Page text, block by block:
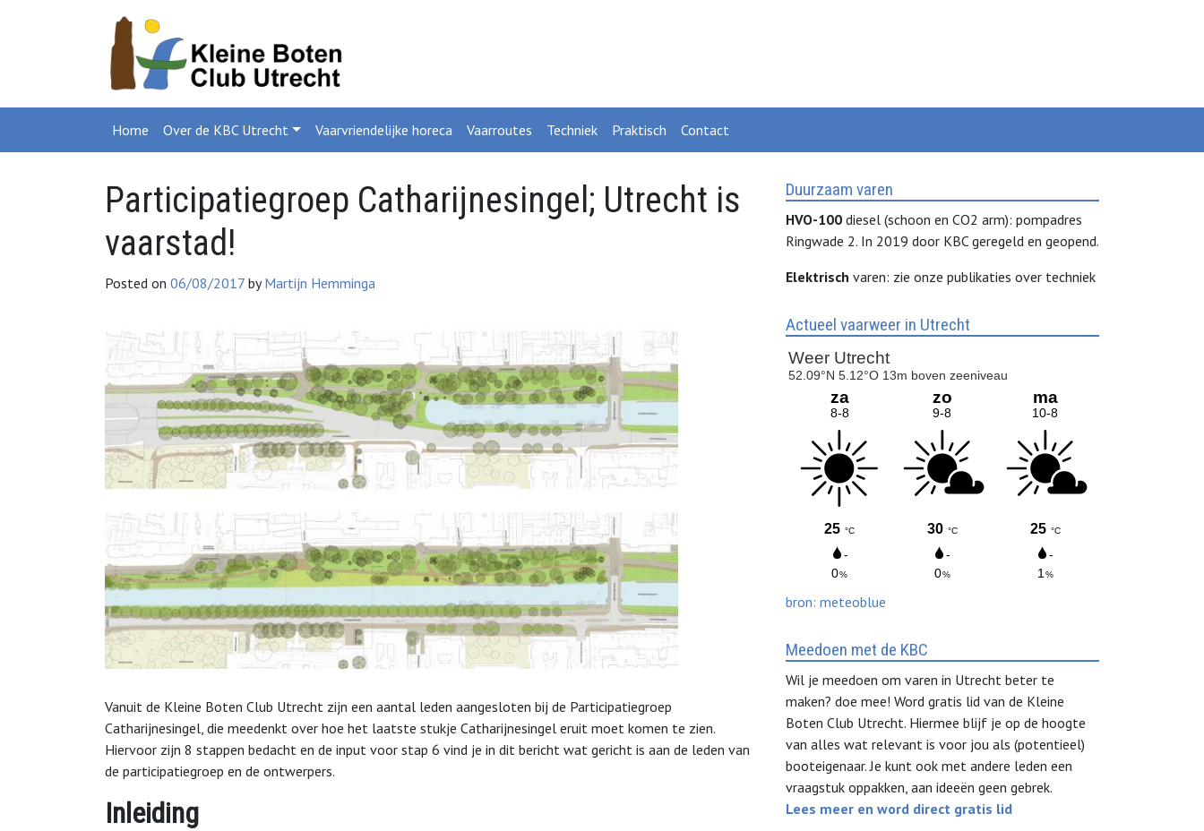
Home Over de KBC Utrecht Vaarvriendelijke horeca Vaarroutes Techniek Praktisch Contact
Participatiegroep Catharijnesingel; Utrecht is
vaarstad!
Posted on 06/08/2017 byMartijn Hemminga
Vanuit de Kleine Boten Club Utrecht zijn een aantal leden aangesloten bij de Participatiegroep
Catharijnesingel, die meedenkt over hoe het laatste stukje Catharijnesingel eruit moet komen te zien.
Hiervoor zijn 8 stappen bedacht en de input voor stap 6 vind je in dit bericht wat gericht is aan de leden van
de participatiegroep en de ontwerpers.
Inleiding
Duurzaam varen
HVO-100 diesel (schoon en CO2 arm): pompadres
Ringwade 2. In 2019 door KBC geregeld en geopend.
Elektrisch varen: zie onze publikaties over techniek
Actueel vaarweer in Utrecht
bron: meteoblue
Meedoen met de KBC
Wil je meedoen om varen in Utrecht beter te
maken? doe mee! Word gratis lid van de Kleine
Boten Club Utrecht. Hiermee blijf je op de hoogte
van alles wat relevant is voor jou als (potentieel)
booteigenaar. Je kunt ook met andere leden een
vraagstuk oppakken, aan ideeën geen gebrek.
Lees meer en word direct gratis lid